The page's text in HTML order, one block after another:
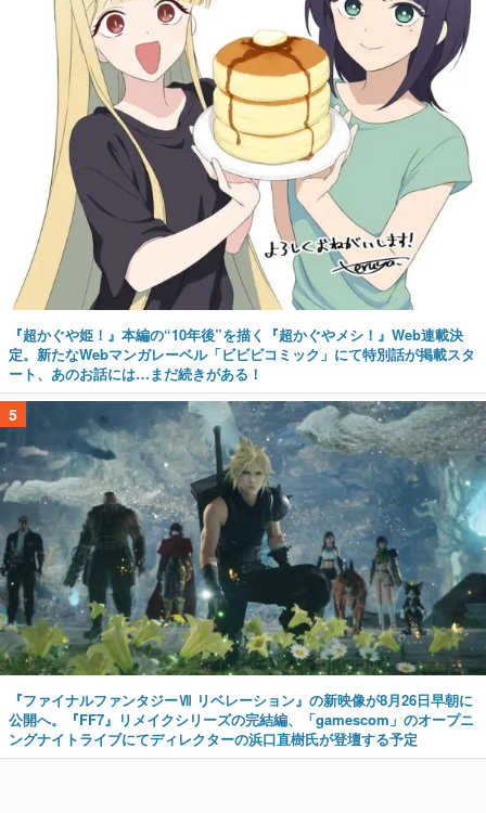
『超かぐや姫！』本編の“10年後”を描く『超かぐやメシ！』Web連載決
定。新たなWebマンガレーベル「ビビビコミック」にて特別話が掲載スタ
ート、あのお話には…まだ続きがある！
5
『ファイナルファンタジーⅦ リベレーション』の新映像が8月26日早朝に
公開へ。『FF7』リメイクシリーズの完結編、「gamescom」のオープニ
ングナイトライブにてディレクターの浜口直樹氏が登壇する予定